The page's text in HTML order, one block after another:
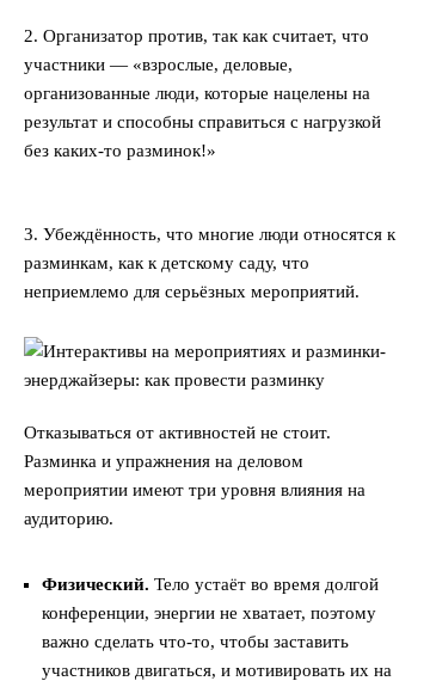
2. Организатор против, так как считает, что
участники — «взрослые, деловые,
организованные люди, которые нацелены на
результат и способны справиться с нагрузкой
без каких-то разминок!»
3. Убеждённость, что многие люди относятся к
разминкам, как к детскому саду, что
неприемлемо для серьёзных мероприятий.
Отказываться от активностей не стоит.
Разминка и упражнения на деловом
мероприятии имеют три уровня влияния на
аудиторию.
Физический. Тело устаёт во время долгой
конференции, энергии не хватает, поэтому
важно сделать что-то, чтобы заставить
участников двигаться, и мотивировать их на